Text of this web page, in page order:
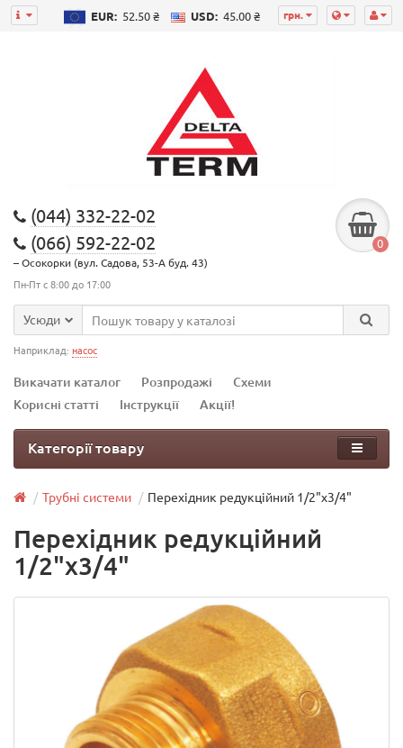
грн.
EUR: 52.50 ₴ USD: 45.00 ₴
(044) 332-22-02
(066) 592-22-02
– Осокорки (вул. Садова, 53-А буд. 43)
Пн-Пт с 8:00 до 17:00
0
Усюди
Наприклад: насос
Викачати каталог Розпродажі
Схеми
Корисні статті
Інструкції Акції!
Категорії товару
Трубні системи Перехідник редукційний 1/2"х3/4"
Перехідник редукційний
1/2"х3/4"